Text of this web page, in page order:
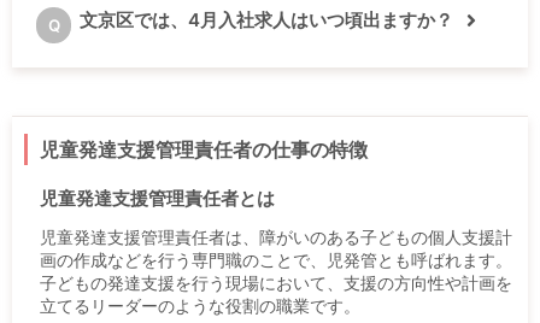
Q 文京区では、4月入社求人はいつ頃出ますか？
児童発達支援管理責任者の仕事の特徴
児童発達支援管理責任者とは
児童発達支援管理責任者は、障がいのある子どもの個人支援計
画の作成などを行う専門職のことで、児発管とも呼ばれます。
子どもの発達支援を行う現場において、支援の方向性や計画を
立てるリーダーのような役割の職業です。